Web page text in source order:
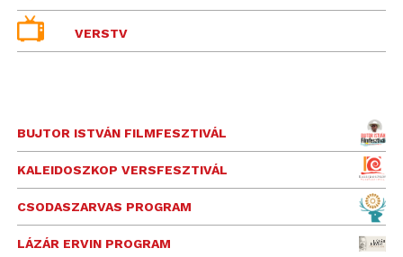
VERSTV
BUJTOR ISTVÁN FILMFESZTIVÁL
KALEIDOSZKOP VERSFESZTIVÁL
CSODASZARVAS PROGRAM
LÁZÁR ERVIN PROGRAM